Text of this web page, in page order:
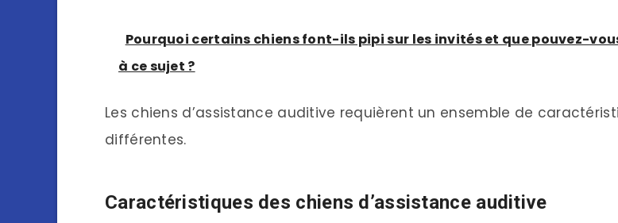
Pourquoi certains chiens font-ils pipi sur les invités et que pouvez-
à ce sujet ?
Les chiens d’assistance auditive requièrent un ensemble de
différentes.
Caractéristiques des chiens d’assistance auditive